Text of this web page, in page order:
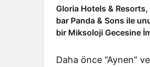
Gloria Hotels & Resorts,
bar Panda & Sons ile
bir Miksoloji Gecesine
Daha önce “Aynen”